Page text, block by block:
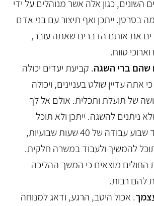
השונים, כגון אלה אשר מנוהלים על ידי
בסרטן. ייתכן ואף תיצור עם בני אדם
את אותם הדברים שאתה עובר,
טווח.
שהם ברי השגה. קביעת יעדים יכולה
אתה עדיין שולט בעניינים, ויכולה
של תועלת ותכלית. אולם אל לך
ניתנים להשגה. ייתכן ולא תוכל
להמשיך ולעבוד שבוע עבודה של 40 שעות שבועיות,
להמשיך ולעבוד במשרה חלקית.
מוצאים כי המשך ההליכה
להם רבות.
. אכול היטב, הרגע, ודאג למנוחה